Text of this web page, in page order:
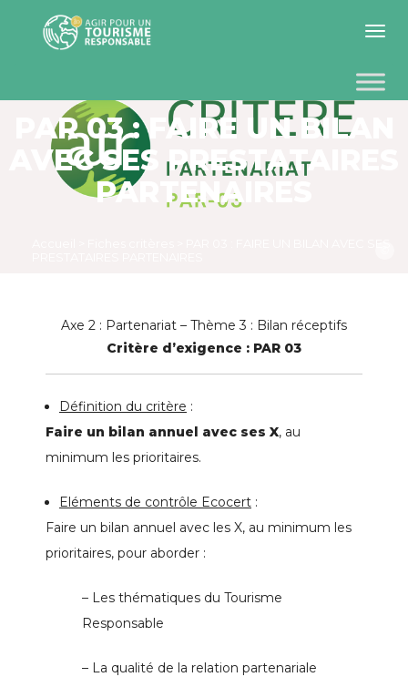
Toggle
PAR 03 : FAIRE UN BILAN
AVEC SES PRESTATAIRES
PARTENAIRES
Axe 2 : Partenariat – Thème 3 : Bilan réceptifs
Critère d’exigence : PAR 03
Définition du critère :
Faire un bilan annuel avec ses X, au
minimum les prioritaires.
Eléments de contrôle Ecocert :
Faire un bilan annuel avec les X, au minimum les
prioritaires, pour aborder :
– Les thématiques du Tourisme
Responsable
– La qualité de la relation partenariale